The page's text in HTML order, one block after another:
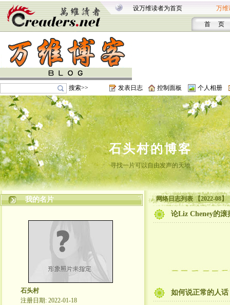
设万维读者为首页 万维
首 页
搜索>> 发表日志 控制面板 个人相册
石头村的博客
寻找一片可以自由发声的天地
我的名片
石头村
注册日期: 2022-01-18
网络日志列表 【2022-08】
论Liz Cheney的滚
如何说正常的人话